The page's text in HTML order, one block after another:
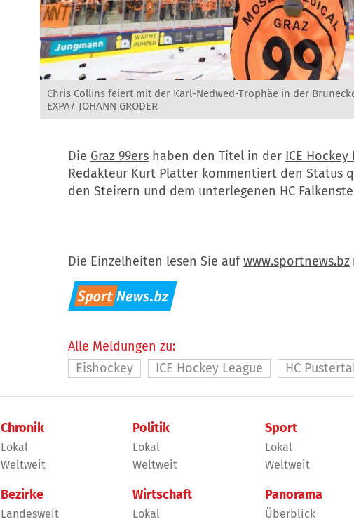
Chris Collins feiert mit der Karl-Nedwed-Trophäe in der
EXPA/ JOHANN GRODER
Die Graz 99ers haben den Titel in der ICE Hockey
Redakteur Kurt Platter kommentiert den Status
den Steirern und dem unterlegenen HC
Die Einzelheiten lesen Sie aufwww.sportnews.bz
Alle Meldungen zu:
Eishockey
ICE Hockey League HC
Chronik
Lokal
Weltweit
Bezirke
Landesweit
Politik
Lokal
Weltweit
Wirtschaft
Lokal
Sport
Lokal
Weltweit
Panorama
Überblick